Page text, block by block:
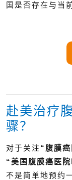
国是否存在与当
赴美治疗
骤？
对于关注 “腹膜
“美国腹膜癌医
不是简单地预约